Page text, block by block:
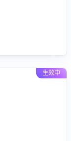
生效中